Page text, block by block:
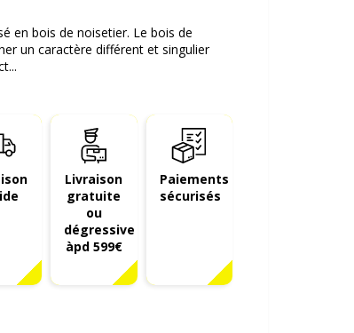
en bois de noisetier. Le bois de
un caractère différent et singulier
Livraison
gratuite
ou
dégressive
àpd 599€
Paiements
sécurisés